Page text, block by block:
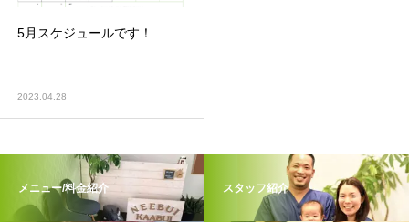
5月スケジュールです！
2023.04.28
メニュー/料金紹介 スタッフ紹介